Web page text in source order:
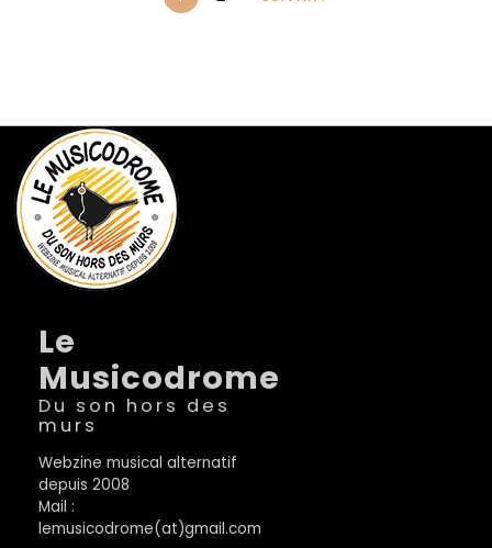
Le
Musicodrome
Du son hors des
murs
Webzine musical alternatif
depuis 2008
Mail :
lemusicodrome(at)gmail.com